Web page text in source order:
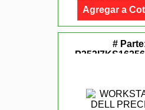
Agregar a
#